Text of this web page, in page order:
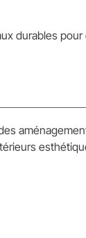
durables